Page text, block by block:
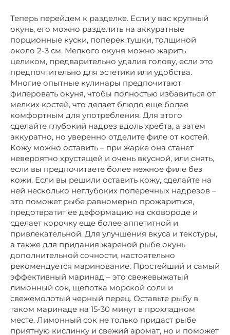
Теперь перейдем к разделке. Если у вас крупный
окунь, его можно разделить на аккуратные
порционные куски, поперек тушки, толщиной
около 2-3 см. Мелкого окуня можно жарить
целиком, предварительно удалив голову, если это
предпочтительно для эстетики или удобства.
Многие опытные кулинары предпочитают
филеровать окуня, чтобы полностью избавиться от
мелких костей, что делает блюдо еще более
комфортным для употребления. Для этого
сделайте глубокий надрез вдоль хребта, а затем
аккуратно, но уверенно отделите филе от костей.
Кожу можно оставить – при жарке она станет
невероятно хрустящей и очень вкусной, или снять,
если вы предпочитаете более нежное филе без
кожи. Если вы решили оставить кожу, сделайте на
ней несколько неглубоких поперечных надрезов –
это поможет рыбе равномерно прожариться,
предотвратит ее деформацию на сковороде и
сделает корочку еще более аппетитной и
привлекательной. Для улучшения вкуса и текстуры,
а также для придания жареной рыбе окунь
дополнительной сочности, настоятельно
рекомендуется маринование. Простейший и самый
эффективный маринад – это свежевыжатый
лимонный сок, щепотка морской соли и
свежемолотый черный перец. Оставьте рыбу в
таком маринаде на 15-30 минут в прохладном
месте. Лимонный сок не только придаст рыбе
приятную кислинку и свежий аромат, но и поможет